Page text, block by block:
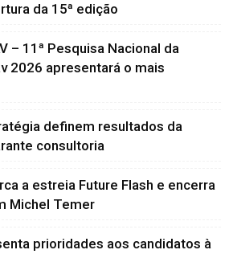
da 15ª edição
– 11ª Pesquisa Nacional da
2026 apresentará o mais
definem resultados da
consultoria
a estreia Future Flash e encerra
Michel Temer
prioridades aos candidatos à